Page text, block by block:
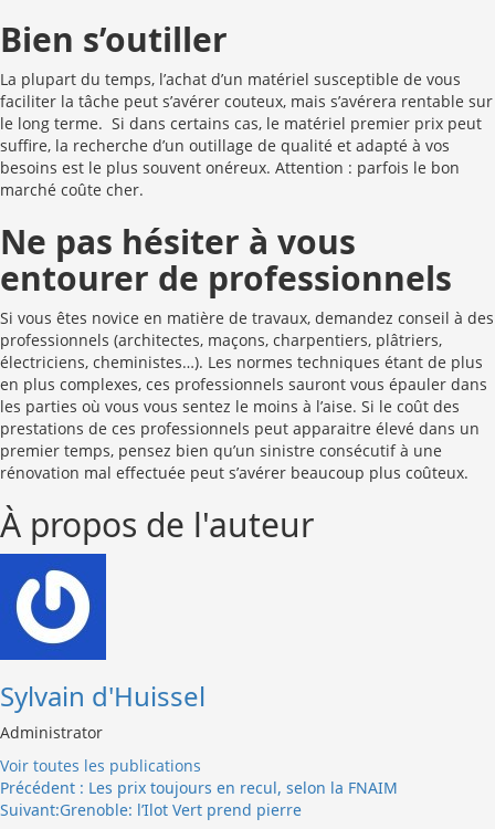
Bien s’outiller
La plupart du temps, l’achat d’un matériel susceptible de vous
faciliter la tâche peut s’avérer couteux, mais s’avérera rentable sur
le long terme. Si dans certains cas, le matériel premier prix peut
suffire, la recherche d’un outillage de qualité et adapté à vos
besoins est le plus souvent onéreux. Attention : parfois le bon
marché coûte cher.
Ne pas hésiter à vous
entourer de professionnels
Si vous êtes novice en matière de travaux, demandez conseil à des
professionnels (architectes, maçons, charpentiers, plâtriers,
électriciens, cheministes…). Les normes techniques étant de plus
en plus complexes, ces professionnels sauront vous épauler dans
les parties où vous vous sentez le moins à l’aise. Si le coût des
prestations de ces professionnels peut apparaitre élevé dans un
premier temps, pensez bien qu’un sinistre consécutif à une
rénovation mal effectuée peut s’avérer beaucoup plus coûteux.
À propos de l'auteur
Sylvain d'Huissel
Administrator
Voir toutes les publications
Navigation
Précédent : Les prix toujours en recul, selon la FNAIM
Suivant:Grenoble: l’Ilot Vert prend pierre